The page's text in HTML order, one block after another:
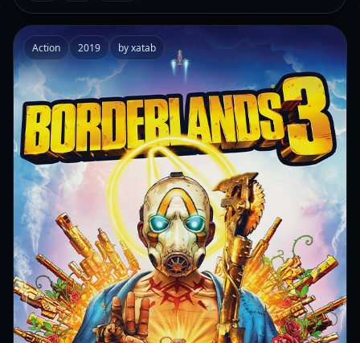
Action 2019 by xatab